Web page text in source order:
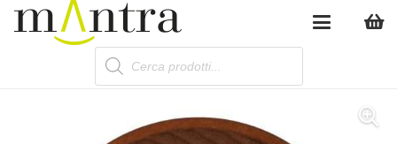
Products
search